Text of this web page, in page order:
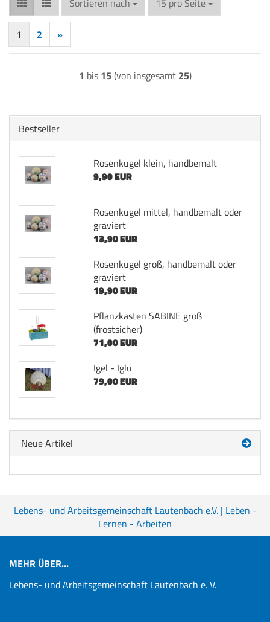
Sortieren nach 15 pro Seite
1 2 »
1 bis 15 (von insgesamt 25)
Bestseller
Rosenkugel klein, handbemalt
9,90 EUR
Rosenkugel mittel, handbemalt oder
graviert
13,90 EUR
Rosenkugel groß, handbemalt oder
graviert
19,90 EUR
Pflanzkasten SABINE groß
(frostsicher)
71,00 EUR
Igel - Iglu
79,00 EUR
Neue Artikel
Lebens- und Arbeitsgemeinschaft Lautenbach e.V. | Leben -
Lernen - Arbeiten
MEHR ÜBER...
Lebens- und Arbeitsgemeinschaft Lautenbach e. V.